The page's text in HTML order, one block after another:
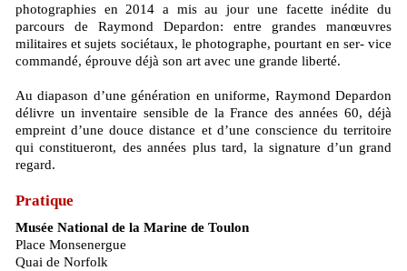
photographies en 2014 a mis au jour une facette inédite du
parcours de Raymond Depardon: entre grandes manœuvres
militaires et sujets sociétaux, le photographe, pourtant en ser- vice
commandé, éprouve déjà son art avec une grande liberté.
Au diapason d’une génération en uniforme, Raymond Depardon
délivre un inventaire sensible de la France des années 60, déjà
empreint d’une douce distance et d’une conscience du territoire
qui constitueront, des années plus tard, la signature d’un grand
regard.
Pratique
Musée National de la Marine de Toulon
Place Monsenergue
Quai de Norfolk